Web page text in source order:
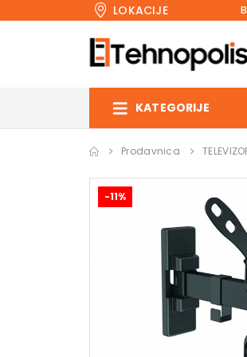
LOKACIJE
KATEGORIJE
Prodavnica
-11%